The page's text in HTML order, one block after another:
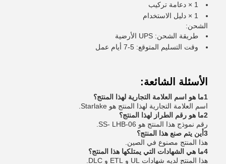
1 × دعامة تركيب
1 × دليل الاستخدام
الشحن:
طريقة الشحن: UPS الأرضية
وقت التسليم المتوقع: 5-7 أيام عمل
الأسئلة الشائعة:
1ما هو اسم العلامة التجارية لهذا المنتج؟
اسم العلامة التجارية لهذا المنتج هو Starlake.
2ما هو رقم الطراز لهذا المنتج؟
رقم نموذج هذا المنتج هو SS- LHB-06.
3أين يتم صنع هذا المنتج؟
هذا المنتج مصنوع في الصين.
4ما هي الشهادات التي يمتلكها هذا المنتج؟
هذا المنتج لديه شهادات UL و ETL و DLC.